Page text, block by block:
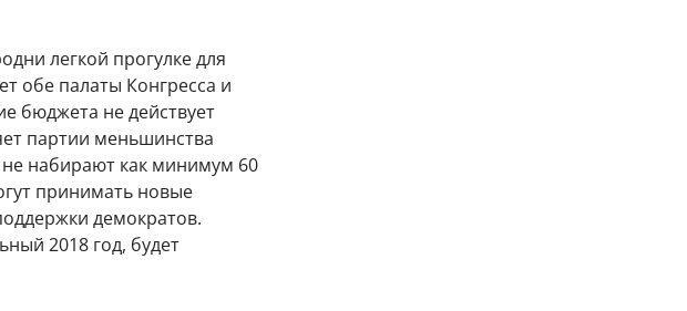
легкой прогулке для
обе палаты Конгресса и
бюджета не действует
партии меньшинства
не набирают как минимум 60
принимать новые
демократов.
2018 год, будет